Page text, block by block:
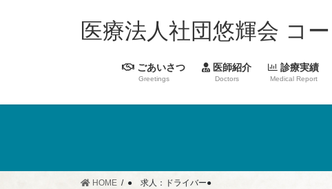
ス
ン
医療法人社団悠輝会 コ
ごあいさつ
Greetings
医師紹介
Doctors
診療実績
Medical Report
HOME ● 求人：ドライバー●